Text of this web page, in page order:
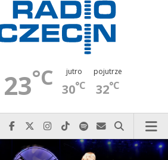
23°C jutro
30°C
pojutrze
32°C
Najlepiej po prostu do nas zadzwoń
Odwiedź nas na Facebook-u
Odwiedź nas na X
Odwiedź nas na Instagram-ie
Odwiedź nas na TikTok-u
Szukaj nas na Spotify
Wyślij do nas
Szukaj